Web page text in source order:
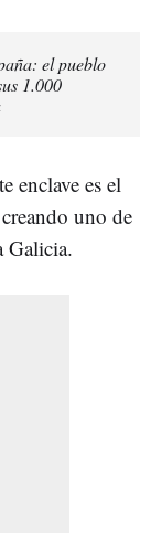
el pueblo
1.000
enclave es el
uno de
Galicia.